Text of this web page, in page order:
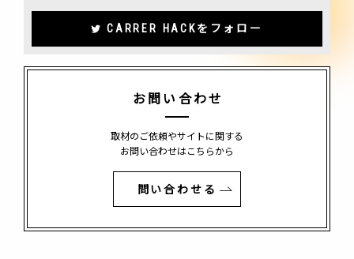
CARRER HACKをフォロー
お問い合わせ
取材のご依頼やサイトに関する
お問い合わせはこちらから
問い合わせる